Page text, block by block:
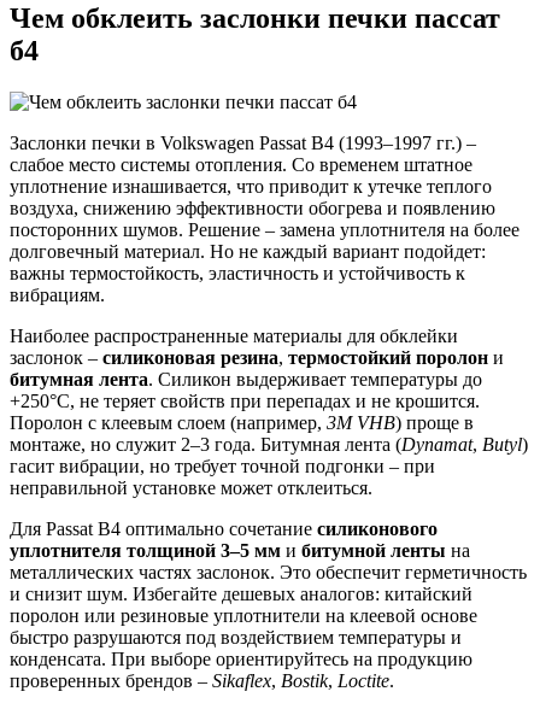
Чем обклеить заслонки печки пассат
б4
Заслонки печки в Volkswagen Passat B4 (1993–1997 гг.) –
слабое место системы отопления. Со временем штатное
уплотнение изнашивается, что приводит к утечке теплого
воздуха, снижению эффективности обогрева и появлению
посторонних шумов. Решение – замена уплотнителя на более
долговечный материал. Но не каждый вариант подойдет:
важны термостойкость, эластичность и устойчивость к
вибрациям.
Наиболее распространенные материалы для обклейки
заслонок – силиконовая резина, термостойкий поролон и
битумная лента. Силикон выдерживает температуры до
+250°C, не теряет свойств при перепадах и не крошится.
Поролон с клеевым слоем (например, 3M VHB) проще в
монтаже, но служит 2–3 года. Битумная лента (Dynamat, Butyl)
гасит вибрации, но требует точной подгонки – при
неправильной установке может отклеиться.
Для Passat B4 оптимально сочетание силиконового
уплотнителя толщиной 3–5 мм и битумной ленты на
металлических частях заслонок. Это обеспечит герметичность
и снизит шум. Избегайте дешевых аналогов: китайский
поролон или резиновые уплотнители на клеевой основе
быстро разрушаются под воздействием температуры и
конденсата. При выборе ориентируйтесь на продукцию
проверенных брендов – Sikaflex, Bostik, Loctite.